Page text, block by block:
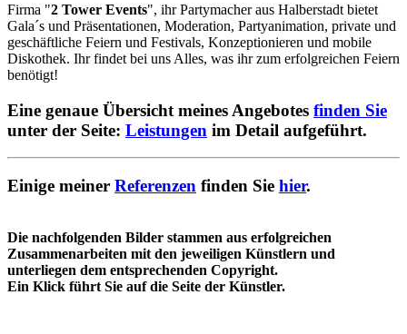
Firma "2 Tower Events", ihr Partymacher aus Halberstadt bietet
Gala´s und Präsentationen, Moderation, Partyanimation, private und
geschäftliche Feiern und Festivals, Konzeptionieren und mobile
Diskothek. Ihr findet bei uns Alles, was ihr zum erfolgreichen Feiern
benötigt!
Eine genaue Übersicht meines Angebotes finden Sie
unter der Seite: Leistungen im Detail aufgeführt.
Einige meiner Referenzen finden Sie hier.
Die nachfolgenden Bilder stammen aus erfolgreichen
Zusammenarbeiten mit den jeweiligen Künstlern und
unterliegen dem entsprechenden Copyright.
Ein Klick führt Sie auf die Seite der Künstler.